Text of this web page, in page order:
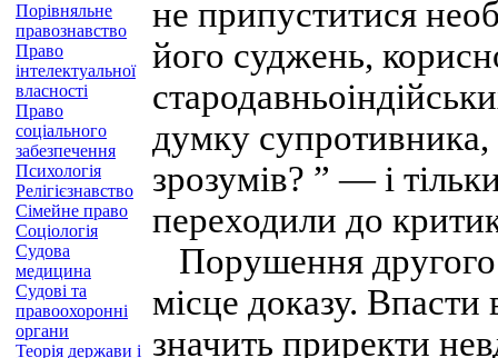
Порівняльне
правознавство
Право
інтелектуальної
власності
Право
соціального
забезпечення
Психологія
Релігієзнавство
Сімейне право
Соціологія
Судова
медицина
Судові та
правоохоронні
органи
Теорія держави і
не припуститися
його суджень,
думку
зрозумів? ” — і
переходили до
Порушення
місце доказу.
значить приректи